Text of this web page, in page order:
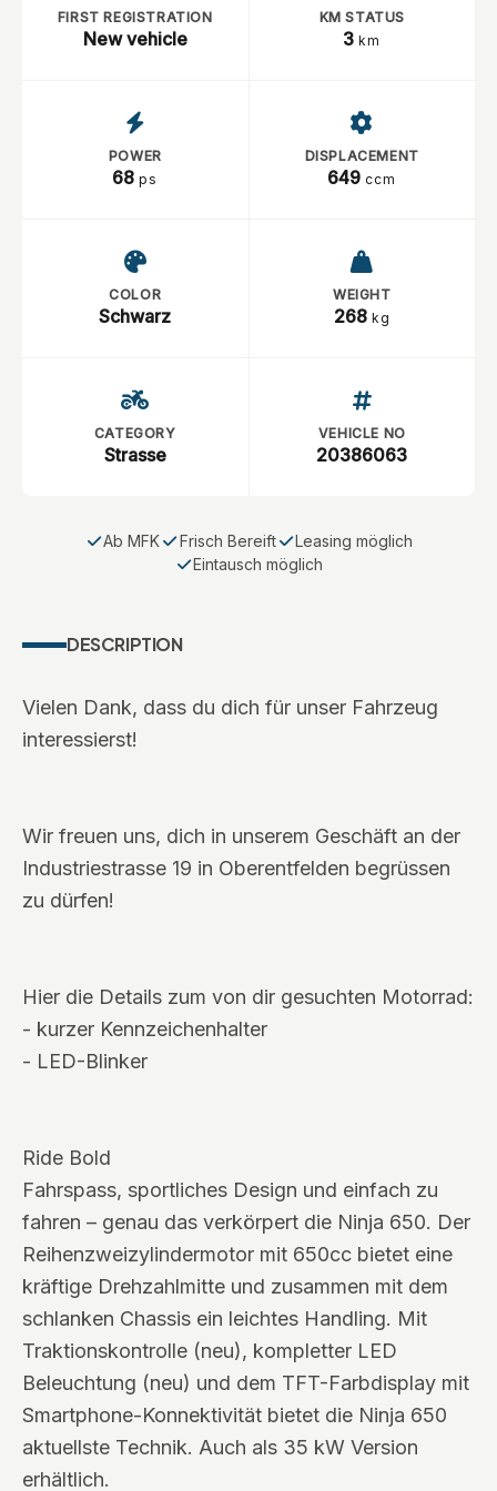
FIRST REGISTRATION
New vehicle
KM STATUS
3km
POWER
68ps
DISPLACEMENT
649 ccm
COLOR
Schwarz
WEIGHT
268 kg
CATEGORY
Strasse
VEHICLE NO
20386063
Ab MFK Frisch Bereift
Leasing möglich
Eintausch möglich
DESCRIPTION
Vielen Dank, dass du dich für unser Fahrzeug
interessierst!
Wir freuen uns, dich in unserem Geschäft an der
Industriestrasse 19 in Oberentfelden begrüssen
zu dürfen!
Hier die Details zum von dir gesuchten Motorrad:
- kurzer Kennzeichenhalter
- LED-Blinker
Ride Bold
Fahrspass, sportliches Design und einfach zu
fahren – genau das verkörpert die Ninja 650. Der
Reihenzweizylindermotor mit 650cc bietet eine
kräftige Drehzahlmitte und zusammen mit dem
schlanken Chassis ein leichtes Handling. Mit
Traktionskontrolle (neu), kompletter LED
Beleuchtung (neu) und dem TFT-Farbdisplay mit
Smartphone-Konnektivität bietet die Ninja 650
aktuellste Technik. Auch als 35 kW Version
erhältlich.